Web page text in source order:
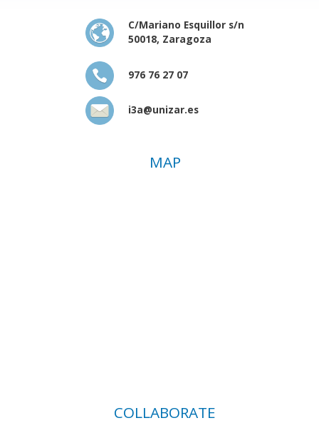
C/Mariano Esquillor s/n
50018, Zaragoza
976 76 27 07
i3a@unizar.es
MAP
COLLABORATE